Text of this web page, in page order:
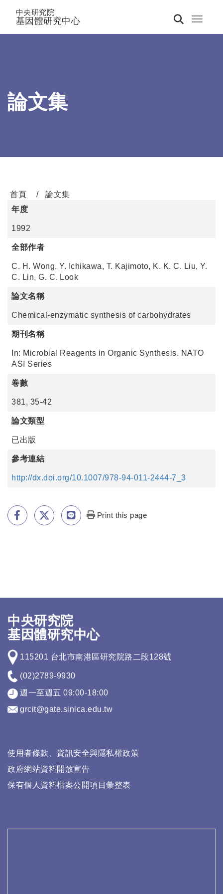
Toggle
中央研究院
基因體研究中心
論文集
首頁
論文集
年度
1992
全部作者
C. H. Wong, Y. Ichikawa, T. Kajimoto, K. K. C. Liu, Y.
C. Lin, G. C. Look
論文名稱
Chemical-enzymatic synthesis of carbohydrates
期刊名稱
In: Microbial Reagents in Organic Synthesis. NATO
ASI Series
卷數
381, 35-42
論文類型
已出版
參考連結
http://dx.doi.org/10.1007/978-94-011-2444-7_3
Print this page
中央研究院
基因體研究中心
115201 台北市南港區研究院路二段128號
(02)2789-9930
週一至週五 09:00-18:00
grcit@gate.sinica.edu.tw
使用者條款、資訊安全與隱私權政策
政府網站資料開放宣告
保有個人資料檔案公開項目彙整表